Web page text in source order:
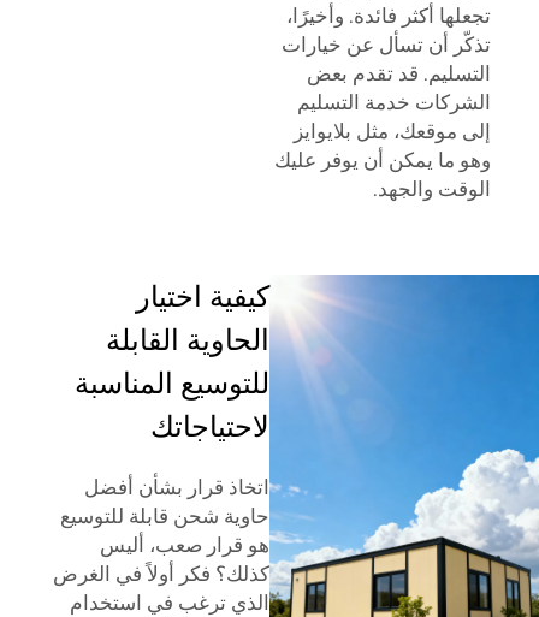
تجعلها أكثر فائدة. وأخيرًا،
تذكّر أن تسأل عن خيارات
التسليم. قد تقدم بعض
الشركات خدمة التسليم
إلى موقعك، مثل بلايوايز
وهو ما يمكن أن يوفر عليك
الوقت والجهد.
كيفية اختيار
الحاوية القابلة
للتوسيع المناسبة
لاحتياجاتك
اتخاذ قرار بشأن أفضل
حاوية شحن قابلة للتوسيع
هو قرار صعب، أليس
كذلك؟ فكر أولاً في الغرض
الذي ترغب في استخدام